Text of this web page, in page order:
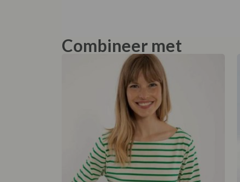
Combineer met